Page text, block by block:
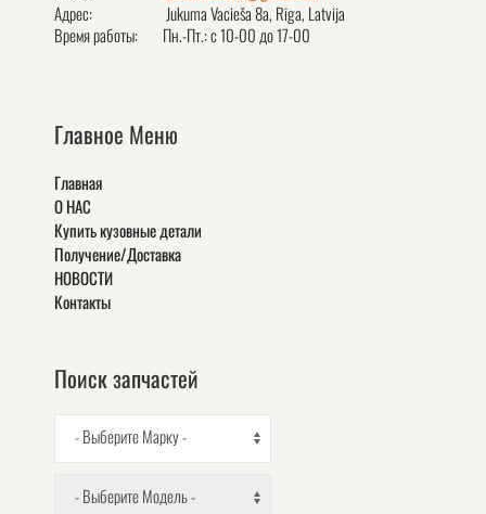
Адрес:
Jukuma Vacieša 8a, Rīga, Latvija
Время работы:
Пн.-Пт.: с 10-00 до 17-00
Главное Меню
Главная
О НАС
Купить кузовные детали
Получение/Доставка
НОВОСТИ
Контакты
Поиск запчастей
- Выберите Марку -
- Выберите Модель -